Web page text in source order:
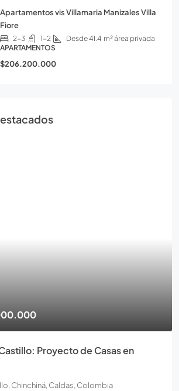
Apartamentos vis Villamaria Manizales Villa
Fiore
2-3 1-2 Desde 41.4 m² área privada
APARTAMENTOS
$206.200.000
Proyecto de apartamentos en
Chinchiná, Caldas, Colombia